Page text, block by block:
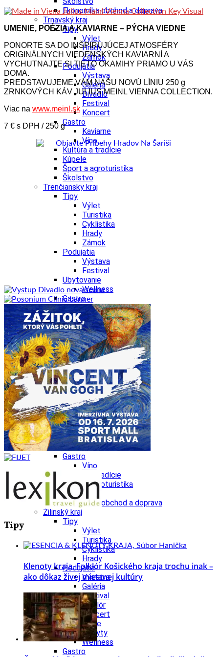
Ekonomika obchod a doprava
Trnavský kraj
Tipy
Výlet
Hrady
Zámok
Podujatia
Výstava
Galéria
Divadlo
Festival
Koncert
Gastro
Kaviarne
Víno
Kultúra a tradície
Kúpele
Šport a agroturistika
Školstvo
Trenčiansky kraj
Tipy
Výlet
Turistika
Cyklistika
Hrady
Zámok
Podujatia
Výstava
Festival
Ubytovanie
Wellness
Gastro
Kaviarne
Kultúra a tradície
Kúpele
Šport a agroturistika
Školstvo
Nitriansky kraj
Tipy
Výlet
Turistika
Hrady
Podujatia
Výstava
Festival
Divadlo
Ubytovanie
Wellness
Gastro
Víno
Kultúra a tradície
Šport a agroturistika
Školstvo
Ekonomika obchod a doprava
Žilinský kraj
Tipy
Výlet
Turistika
Cyklistika
Hrady
Podujatia
Výstava
Galéria
Festival
Folklór
Koncert
Ubytovanie
Pobyty
Wellness
Gastro
UMENIE, POÉZIA A KAVIARNE – PÝCHA VIEDNE
PONORTE SA DO INŠPIRUJÚCEJ ATMOSFÉRY
ORIGINÁLNYCH VIEDENSKÝCH KAVIARNÍ A
VYCHUTNAJTE SI TIETO OKAMIHY PRIAMO U VÁS
DOMA.
PREDSTAVUJEME VÁM NAŠU NOVÚ LÍNIU 250 g
ZRNKOVÝCH KÁV JULIUS MEINL VIENNA COLLECTION.
Viac na www.meinl.sk
7 € s DPH / 250 g
Tipy
Klenoty kraja. Folklór Košického kraja trochu inak –
ako dôkaz živej miestnej kultúry